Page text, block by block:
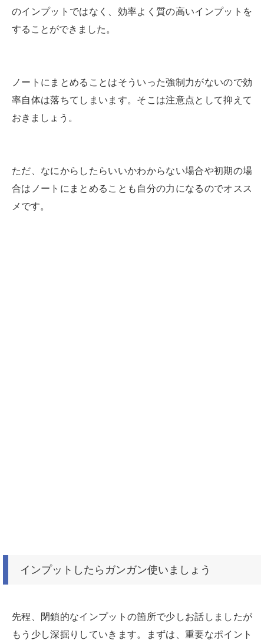
のインプットではなく、効率よく質の高いインプットを
することができました。
ノートにまとめることはそういった強制力がないので効
率自体は落ちてしまいます。そこは注意点として抑えて
おきましょう。
ただ、なにからしたらいいかわからない場合や初期の場
合はノートにまとめることも自分の力になるのでオスス
メです。
インプットしたらガンガン使いましょう
先程、閉鎖的なインプットの箇所で少しお話しましたが
もう少し深掘りしていきます。まずは、重要なポイント